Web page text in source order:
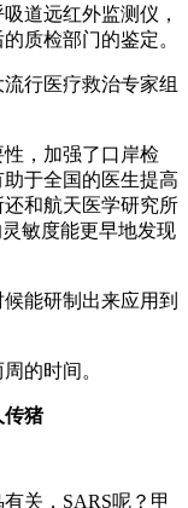
道远红外监测仪，
质检部门的鉴定。
行医疗救治专家组
，加强了口岸检
于全国的医生提高
和航天医学研究所
敏度能更早地发现
能研制出来应用到
的时间。
传猪
关，SARS呢？甲